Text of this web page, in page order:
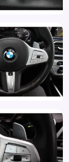
de
de achterruit
geheugen